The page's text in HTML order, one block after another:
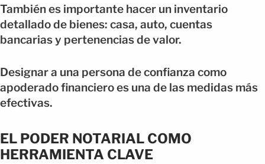
También es importante hacer un inventario
detallado de bienes: casa, auto, cuentas
bancarias y pertenencias de valor.
Designar a una persona de confianza como
apoderado financiero es una de las medidas más
efectivas.
EL PODER NOTARIAL COMO
HERRAMIENTA CLAVE